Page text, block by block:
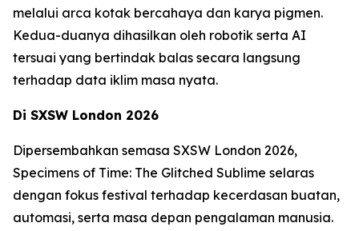
melalui arca kotak bercahaya dan karya pigmen.
Kedua-duanya dihasilkan oleh robotik serta AI
tersuai yang bertindak balas secara langsung
terhadap data iklim masa nyata.
Di SXSW London 2026
Dipersembahkan semasa SXSW London 2026,
Specimens of Time: The Glitched Sublime selaras
dengan fokus festival terhadap kecerdasan buatan,
automasi, serta masa depan pengalaman manusia.